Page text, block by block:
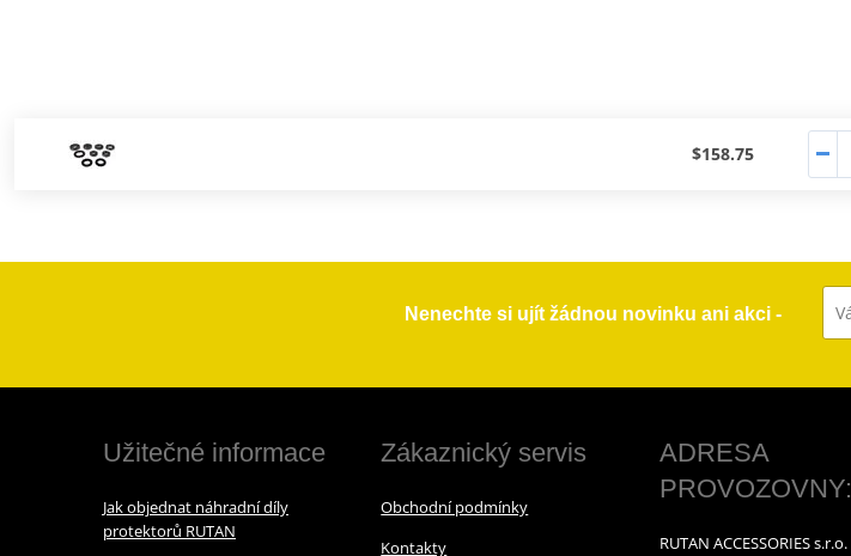
$158.75
Nenechte si ujít žádnou novinku ani akci -
Užitečné informace
Jak objednat náhradní díly
protektorů RUTAN
Zákaznický servis
Obchodní podmínky
Kontakty
ADRESA
PROVOZOVNY:
RUTAN ACCESSORIES s.r.o.